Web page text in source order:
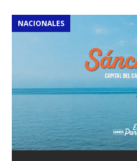
NACIONALES